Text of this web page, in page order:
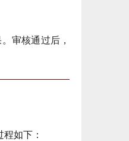
审核通过后，
如下：